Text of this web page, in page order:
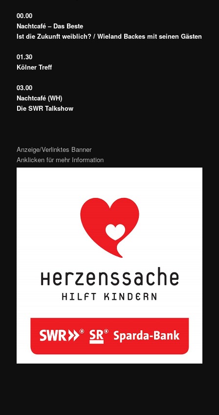
00.00
Nachtcafé – Das Beste
Ist die Zukunft weiblich? / Wieland Backes mit seinen Gästen
01.30
Kölner Treff
03.00
Nachtcafé (WH)
Die SWR Talkshow
Anzeige/Verlinktes Banner
Anklicken für mehr Information